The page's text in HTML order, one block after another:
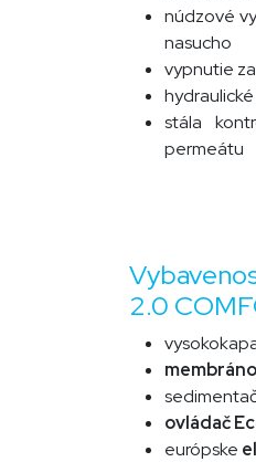
núdzové
nasucho
vypnutie
stála
permeátu
2.0
ovládač
európske